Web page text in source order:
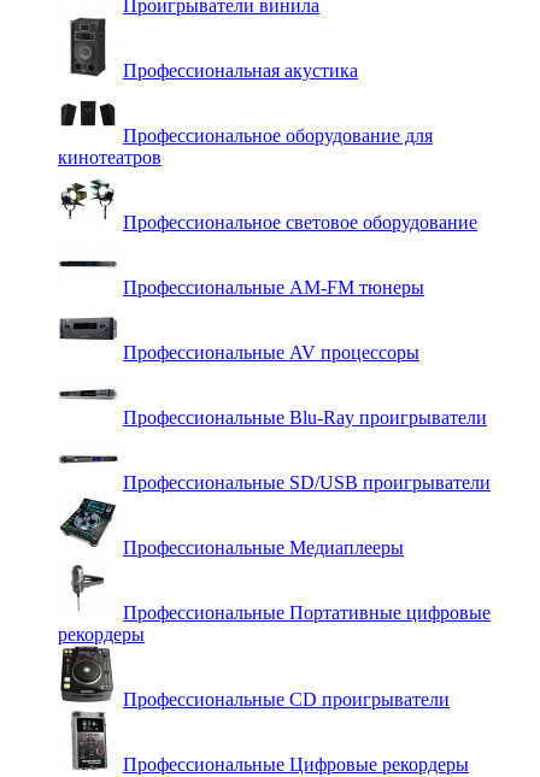
Проигрыватели винила
Профессиональная акустика
Профессиональное оборудование для
кинотеатров
Профессиональное световое оборудование
Профессиональные AM-FM тюнеры
Профессиональные AV процессоры
Профессиональные Blu-Ray проигрыватели
Профессиональные SD/USB проигрыватели
Профессиональные Медиаплееры
Профессиональные Портативные цифровые
рекордеры
Профессиональные СD проигрыватели
Профессиональные Цифровые рекордеры